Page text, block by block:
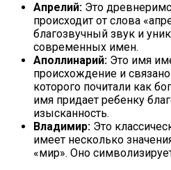
Апрелий: Это
происходит от слова
благозвучный звук и
современных имен.
Аполлинарий: Это имя
происхождение и
которого почитали как
имя придает ребенку
изысканность.
Владимир: Это
имеет несколько
«мир». Оно